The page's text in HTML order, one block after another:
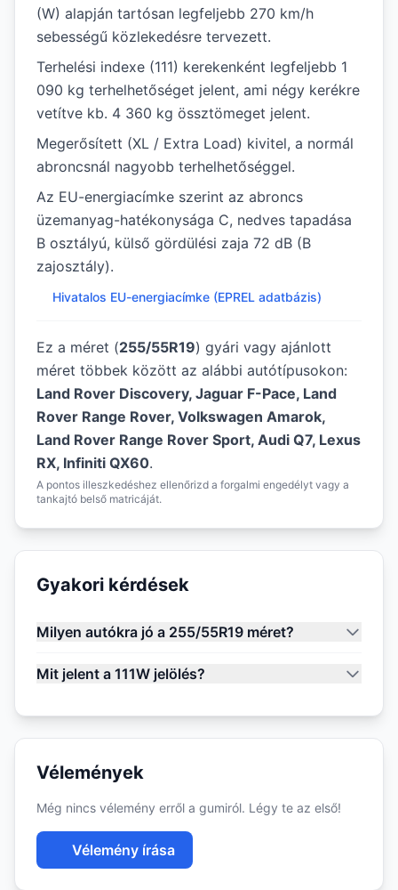
(W) alapján tartósan legfeljebb 270 km/h
sebességű közlekedésre tervezett.
Terhelési indexe (111) kerekenként legfeljebb 1
090 kg terhelhetőséget jelent, ami négy kerékre
vetítve kb. 4 360 kg össztömeget jelent.
Megerősített (XL / Extra Load) kivitel, a normál
abroncsnál nagyobb terhelhetőséggel.
Az EU-energiacímke szerint az abroncs
üzemanyag-hatékonysága C, nedves tapadása
B osztályú, külső gördülési zaja 72 dB (B
zajosztály).
Hivatalos EU-energiacímke (EPREL adatbázis)
Ez a méret (255/55R19) gyári vagy ajánlott
méret többek között az alábbi autótípusokon:
Land Rover Discovery, Jaguar F-Pace, Land
Rover Range Rover, Volkswagen Amarok,
Land Rover Range Rover Sport, Audi Q7, Lexus
RX, Infiniti QX60.
A pontos illeszkedéshez ellenőrizd a forgalmi engedélyt vagy a
tankajtó belső matricáját.
Gyakori kérdések
Milyen autókra jó a 255/55R19 méret?
Mit jelent a 111W jelölés?
Vélemények
Még nincs vélemény erről a gumiról. Légy te az első!
Vélemény írása